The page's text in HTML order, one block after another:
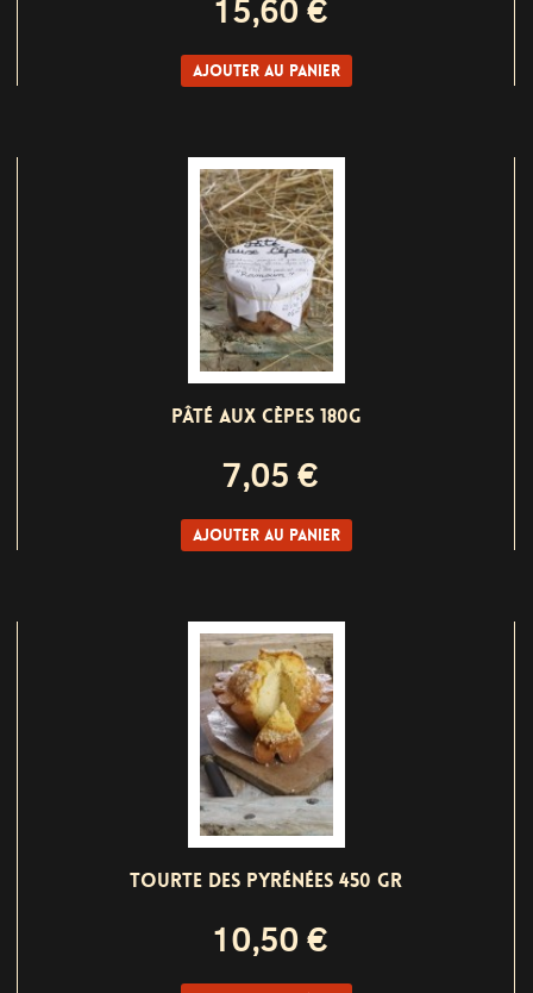
15,60 €
Ajouter au panier
PÂTÉ AUX CÈPES 180G
7,05 €
Ajouter au panier
TOURTE DES PYRÉNÉES 450 GR
10,50 €